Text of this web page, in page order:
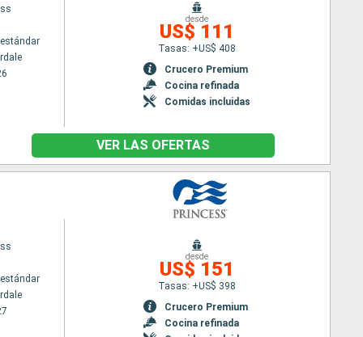
desde
US$ 111
Tasas: +US$ 408
Crucero Premium
Cocina refinada
Comidas incluidas
VER LAS OFERTAS
desde
US$ 151
Tasas: +US$ 398
Crucero Premium
Cocina refinada